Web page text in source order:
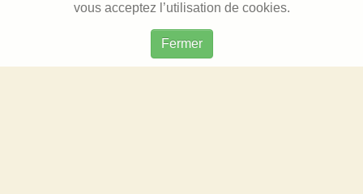
vous acceptez l’utilisation de cookies.
Fermer